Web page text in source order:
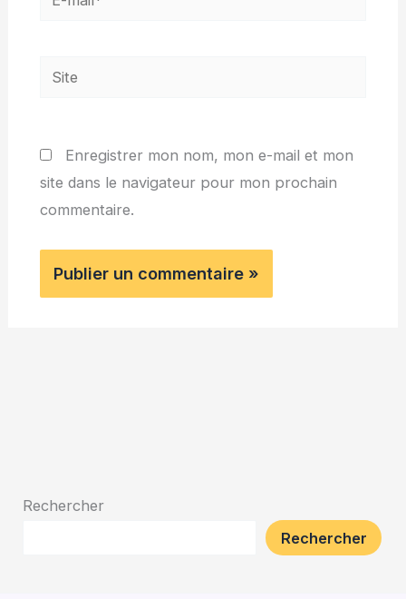
Site
Enregistrer mon nom, mon e-mail et mon
site dans le navigateur pour mon prochain
commentaire.
Rechercher
Rechercher